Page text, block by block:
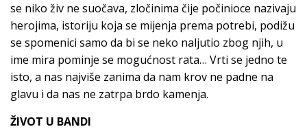
se niko živ ne suočava, zločinima čije počinioce nazivaju
herojima, istoriju koja se mijenja prema potrebi, podižu
se spomenici samo da bi se neko naljutio zbog njih, u
ime mira pominje se mogućnost rata… Vrti se jedno te
isto, a nas najviše zanima da nam krov ne padne na
glavu i da nas ne zatrpa brdo kamenja.
ŽIVOT U BANDI